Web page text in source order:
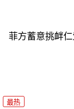
菲方蓄意挑衅
最热